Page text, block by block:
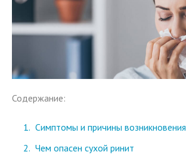
Содержание:
Симптомы и причины возникновения
Чем опасен сухой ринит